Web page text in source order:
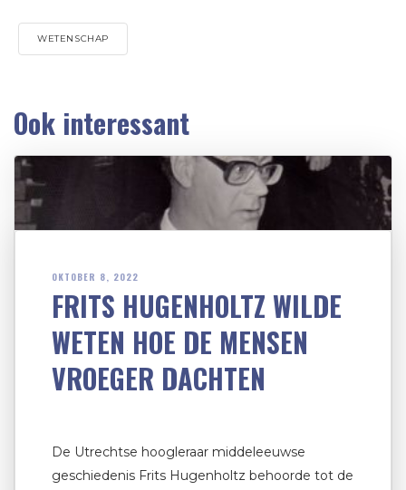
WETENSCHAP
Ook interessant
OKTOBER 8, 2022
FRITS HUGENHOLTZ WILDE
WETEN HOE DE MENSEN
VROEGER DACHTEN
De Utrechtse hoogleraar middeleeuwse
geschiedenis Frits Hugenholtz behoorde tot de